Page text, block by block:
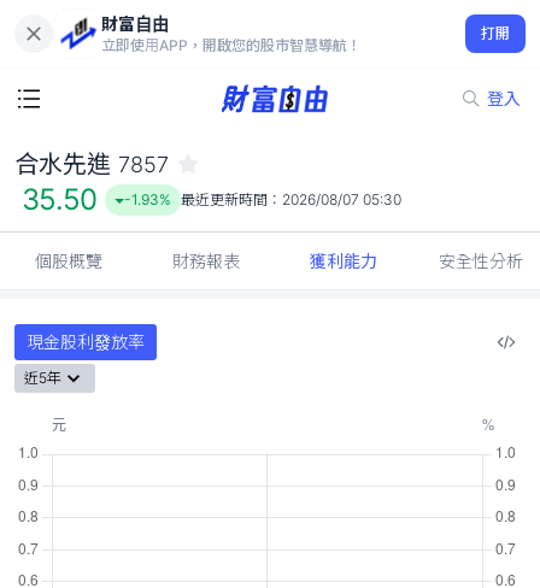
財富自由
立即使用APP，開啟您的股市智慧導航！
打開
登入
35.50
-1.93%
合水先進 7857
35.50 -1.93% 最近更新時間： 2026/08/07 05:30
個股概覽 財務報表 獲利能力 安全性分析
現金股利發放率
近5年